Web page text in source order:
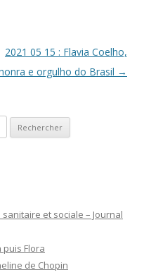
2021 05 15 : Flavia Coelho,
e orgulho do Brasil →
et sociale – Journal
puis Flora
de Chopin